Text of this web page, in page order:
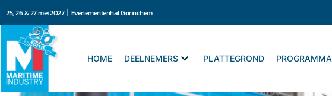
25, 26 & 27 mei 2027 | Evenementenhal Gorinchem
HOME DEELNEMERS PLATTEGROND PROGRAMMA